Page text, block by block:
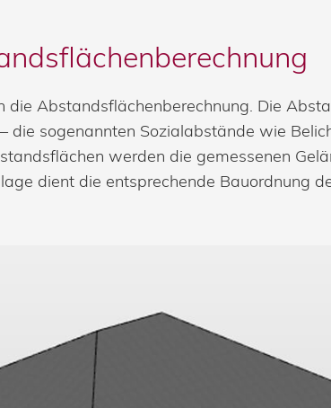
Abstandsflächenberechnung. Die
die sogenannten Sozialabstände wie
werden die gemessenen
dient die entsprechende Bauordnung